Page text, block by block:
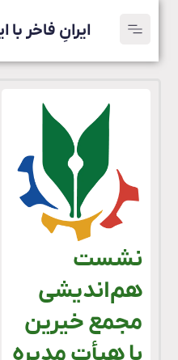
ایرانِ فاخر با
نشست
هم‌اندیشی
مجمع خیرین